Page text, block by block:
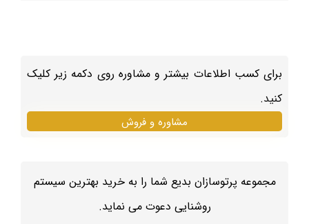
برای کسب اطلاعات بیشتر و مشاوره روی دکمه زیر کلیک
کنید.
مشاوره و فروش
مجموعه پرتوسازان بدیع شما را به خرید بهترین سیستم
روشنایی دعوت می نماید.